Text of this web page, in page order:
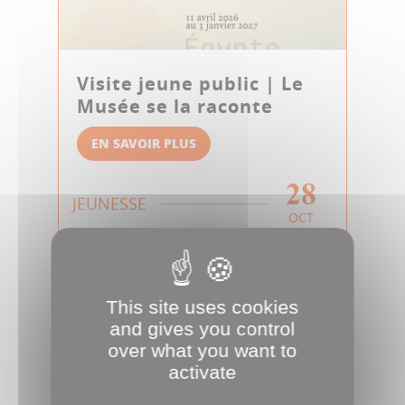
Visite jeune public | Le
Musée se la raconte
EN SAVOIR PLUS
JEUNESSE 28
OCT
This site uses cookies
and gives you control
over what you want to
activate